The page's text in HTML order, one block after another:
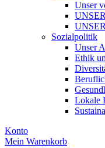
Unser
Sozialpolitik
Unser
Ethik
Lokale
Konto
Mein Warenkorb